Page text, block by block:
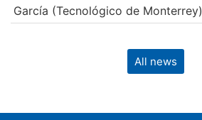
García (Tecnológico de Monterrey)
All news